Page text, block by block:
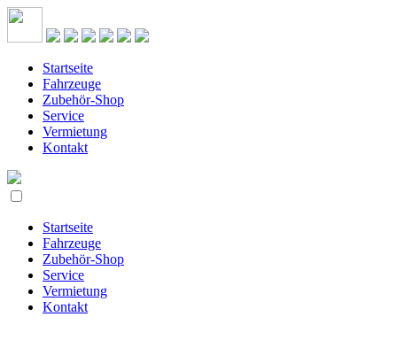
Startseite
Fahrzeuge
Zubehör-Shop
Service
Vermietung
Kontakt
Startseite
Fahrzeuge
Zubehör-Shop
Service
Vermietung
Kontakt